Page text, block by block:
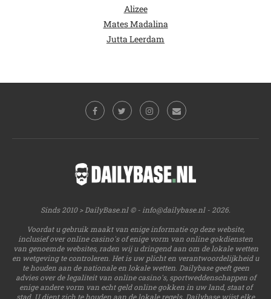
Alizee
Mates Madalina
Jutta Leerdam
Sinds 2010 > DailyBase.nl © - info@dailybase.nl- 2026.
Voordat u gebruik maakt van enige informatie op deze website,
inclusief over online casino's of enige vorm van online gokdiensten
van genoemde websites, raden wij u dringend aan om de lokale wetten
en wetgeving te controleren. Het is uw plicht en verantwoordelijkheid u
te houden aan de nationale en lokale wetten. Dailybase geeft geen
advies over de legaliteit van online casino's, sportweddenschappen of
enige andere vorm van echt geld online gokken in uw land, staat of
stad. U dient zich te houden aan de lokale regels. Dailybase wijst elke